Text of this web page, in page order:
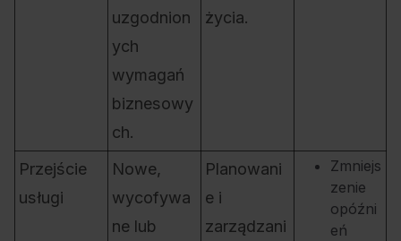
uzgodnion
ych
wymagań
biznesowy
ch.
życia.
Przejście
usługi
Nowe,
wycofywa
ne lub
Planowani
e i
zarządzani
Zmniejs
zenie
opóźni
eń